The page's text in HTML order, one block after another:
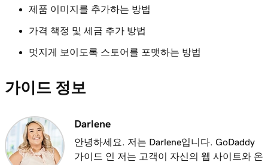
기 및 가져 오기
제품 이미지를 추가하는 방법
가격 책정 및 세금 추가 방법
멋지게 보이도록 스토어를 포맷하는 방법
가이드 정보
Darlene
안녕하세요. 저는 Darlene입니다. GoDaddy
가이드 인 저는 고객이 자신의 웹 사이트와 온